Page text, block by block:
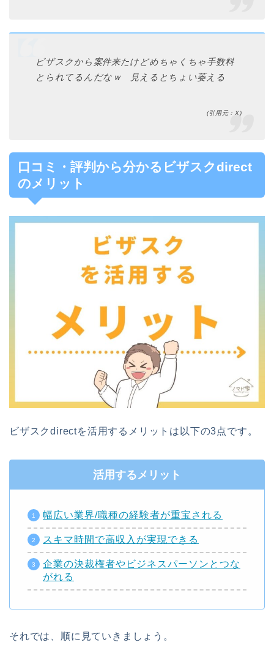
ビザスクから案件来たけどめちゃくちゃ手数料
とられてるんだなｗ 見えるとちょい萎える
(引用元：X)
口コミ・評判から分かるビザスクdirect
のメリット
ビザスクdirectを活用するメリットは以下の3点です。
活用するメリット
幅広い業界/職種の経験者が重宝される
スキマ時間で高収入が実現できる
企業の決裁権者やビジネスパーソンとつな
がれる
それでは、順に見ていきましょう。